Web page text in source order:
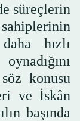
süreçlerin
hızlı
konusu
ve İskân
başında